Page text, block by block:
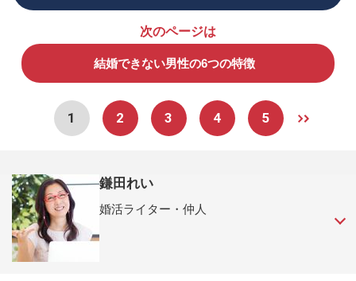
次のページは
結婚できない男性の6つの特徴
1 2 3 4 5
鎌田れい
婚活ライター・仲人